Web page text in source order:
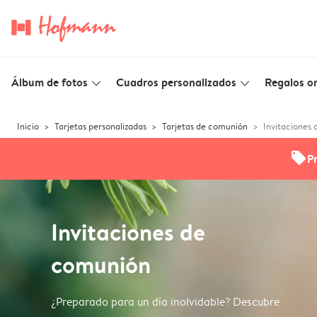
Álbum de fotos slim_arrow_down Cuadros personalizados slim_arrow_down Regalos
Inicio Tarjetas personalizadas Tarjetas de comunión Invitaciones
offers
Invitaciones de
comunión
¿Preparado para un día inolvidable? Descubre